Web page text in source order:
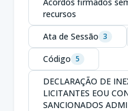
recursos
Ata de Sessão 3
Código 5
DECLARAÇÃO DE
LICITANTES EOU
SANCIONADOS